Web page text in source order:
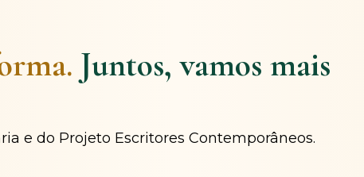
Juntos, vamos mais
e do Projeto Escritores Contemporâneos.